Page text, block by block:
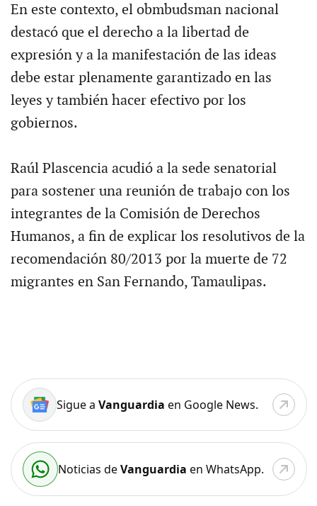
En este contexto, el obmbudsman nacional
destacó que el derecho a la libertad de
expresión y a la manifestación de las ideas
debe estar plenamente garantizado en las
leyes y también hacer efectivo por los
gobiernos.
Raúl Plascencia acudió a la sede senatorial
para sostener una reunión de trabajo con los
integrantes de la Comisión de Derechos
Humanos, a fin de explicar los resolutivos de la
recomendación 80/2013 por la muerte de 72
migrantes en San Fernando, Tamaulipas.
Sigue a Vanguardia en Google News.
Noticias deVanguardia en WhatsApp.